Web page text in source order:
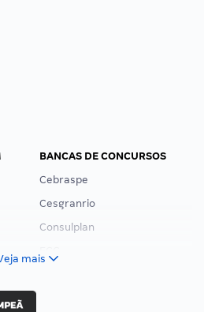
BANCAS DE CONCURSOS
Cebraspe
Cesgranrio
Consulplan
mais